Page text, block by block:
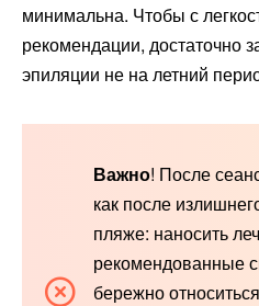
минимальна. Чтобы с
рекомендации, достаточно
эпиляции не на летний
Важно! После
как после
пляже: наносить
рекомендованные
бережно